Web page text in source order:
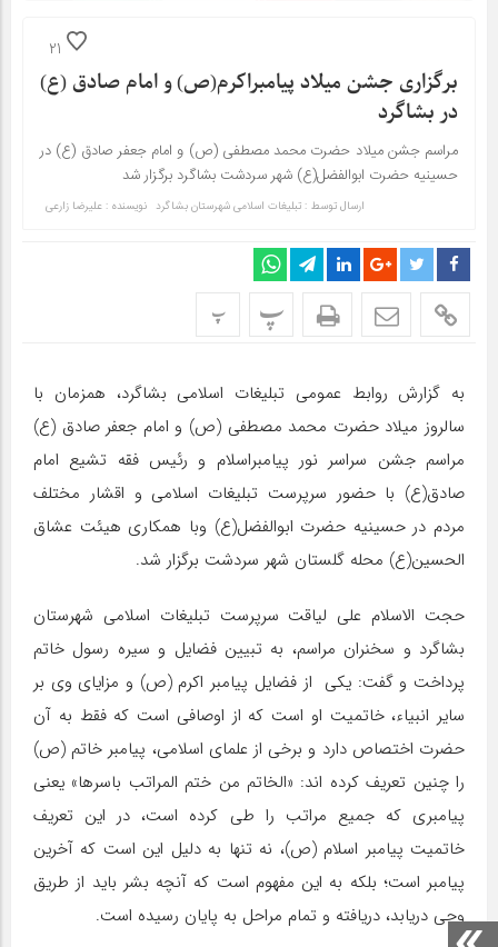
21
برگزاری جشن میلاد پیامبراکرم(ص) و امام صادق (ع)
در بشاگرد
مراسم جشن میلاد حضرت محمد مصطفی (ص) و امام جعفر صادق (ع) در
حسینیه حضرت ابوالفضل(ع) شهر سردشت بشاگرد برگزار شد
ارسال توسط : تبلیغات اسلامی شهرستان بشاگرد نویسنده : علیرضا زارعی
پ پ
به گزارش روابط عمومی تبلیغات اسلامی بشاگرد، همزمان با
سالروز میلاد حضرت محمد مصطفی (ص) و امام جعفر صادق (ع)
مراسم جشن سراسر نور پیامبراسلام و رئیس فقه تشیع امام
صادق(ع) با حضور سرپرست تبلیغات اسلامی و اقشار مختلف
مردم در حسینیه حضرت ابوالفضل(ع) وبا همکاری هیئت عشاق
الحسین(ع) محله گلستان شهر سردشت برگزار شد.
حجت الاسلام علی لیاقت سرپرست تبلیغات اسلامی شهرستان
بشاگرد و سخنران مراسم، به تبیین فضایل و سیره رسول خاتم
پرداخت و گفت: یکی از فضایل پیامبر اکرم (ص) و مزایای وی بر
سایر انبیاء، خاتمیت او است که از اوصافی است که فقط به آن
حضرت اختصاص دارد و برخی از علمای اسلامی، پیامبر خاتم (ص)
را چنین تعریف کرده اند: «الخاتم من ختم المراتب باسرها» یعنی
پیامبری که جمیع مراتب را طی کرده است، در این تعریف
خاتمیت پیامبر اسلام (ص)، نه تنها به دلیل این است که آخرین
پیامبر است؛ بلکه به این مفهوم است که آنچه بشر باید از طریق
وحی دریابد، دریافته و تمام مراحل به پایان رسیده است.